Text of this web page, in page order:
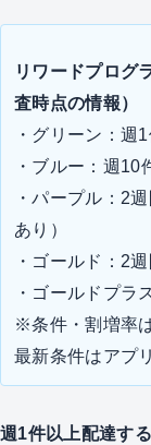
リワードプログ
査時点の情報）
・グリーン：週
・ブルー：週10
・パープル：2
あり）
・ゴールド：2
・ゴールドプラ
※条件・割増率
最新条件はアプ
週1件以上配達す